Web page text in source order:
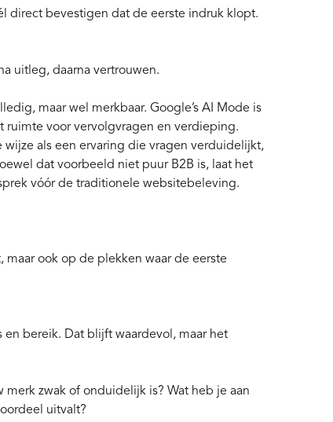
direct bevestigen dat de eerste indruk klopt.
uitleg, daarna vertrouwen.
maar wel merkbaar. Google’s AI Mode is
voor vervolgvragen en verdieping.
als een ervaring die vragen verduidelijkt,
dat voorbeeld niet puur B2B is, laat het
vóór de traditionele websitebeleving.
ook op de plekken waar de eerste
en bereik. Dat blijft waardevol, maar het
zwak of onduidelijk is? Wat heb je aan
uitvalt?